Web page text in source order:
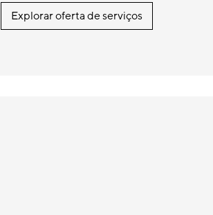
Explorar oferta de serviços